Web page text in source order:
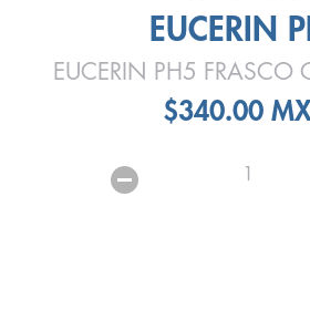
EUCERIN
EUCERIN PH5
$340.00
1